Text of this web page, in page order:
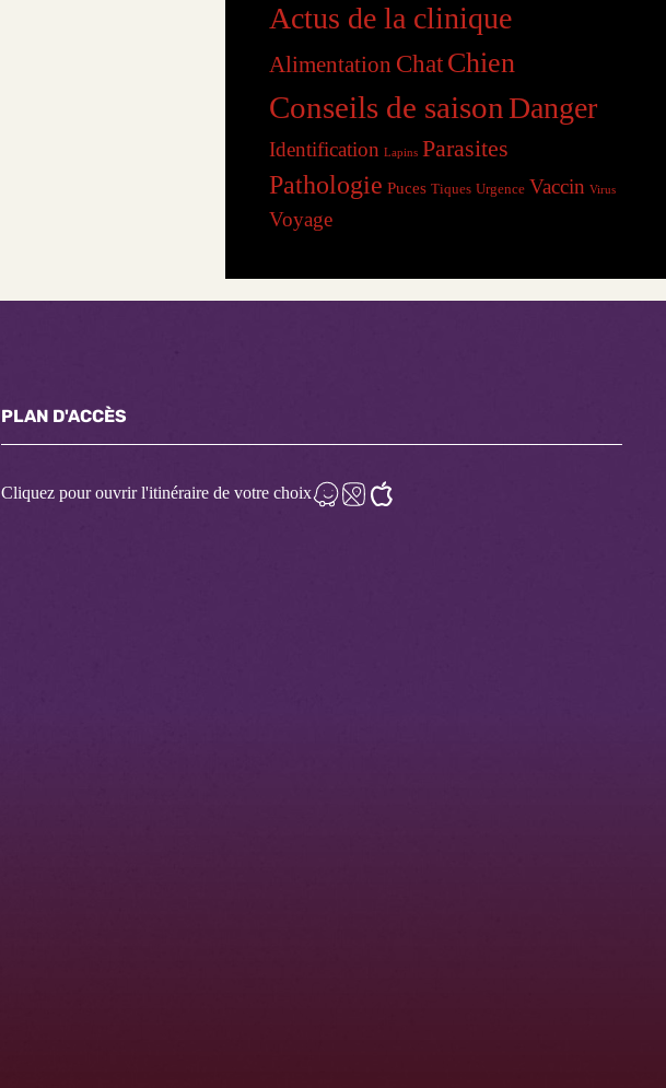
Actus de la clinique
Alimentation Chat Chien
Conseils de saisonDanger
Identification Lapins Parasites
Pathologie Puces Tiques Urgence Vaccin Virus
Voyage
PLAN D'ACCÈS
Cliquez pour ouvrir l'itinéraire de votre choix